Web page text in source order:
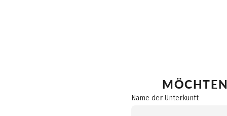
Name der Unterkunft